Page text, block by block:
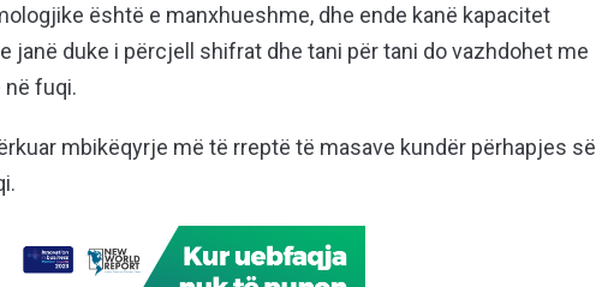
është e manxhueshme, dhe ende kanë kapacitet
janë duke i përcjell shifrat dhe tani për tani do vazhdohet me
në fuqi.
mbikëqyrje më të rreptë të masave kundër përhapjes së